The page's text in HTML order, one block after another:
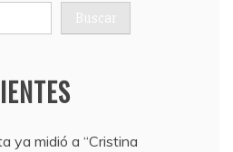
Buscar
ya midió a “Cristina